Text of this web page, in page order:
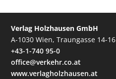
Verlag Holzhausen GmbH
A-1030 Wien, Traungasse 14-16
+43-1-740 95-0
office@verkehr.co.at
www.verlagholzhausen.at